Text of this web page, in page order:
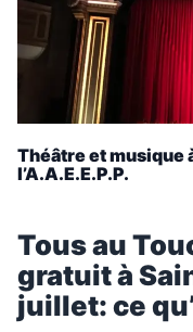
Théâtre et musique
l’A.A.E.E.P.P.
Tous au
gratuit à
juillet: ce